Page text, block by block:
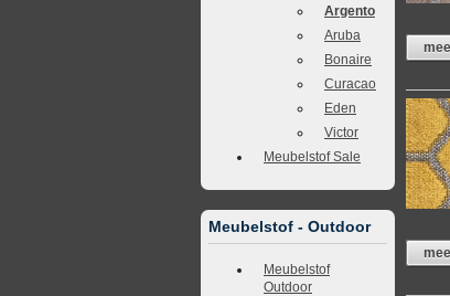
Argento
Aruba
Bonaire
Curacao
Eden
Victor
Meubelstof Sale
Meubelstof - Outdoor
Meubelstof
Outdoor